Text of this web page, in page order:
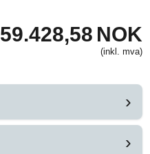
59.428,58 NOK
(inkl. mva)
›
›